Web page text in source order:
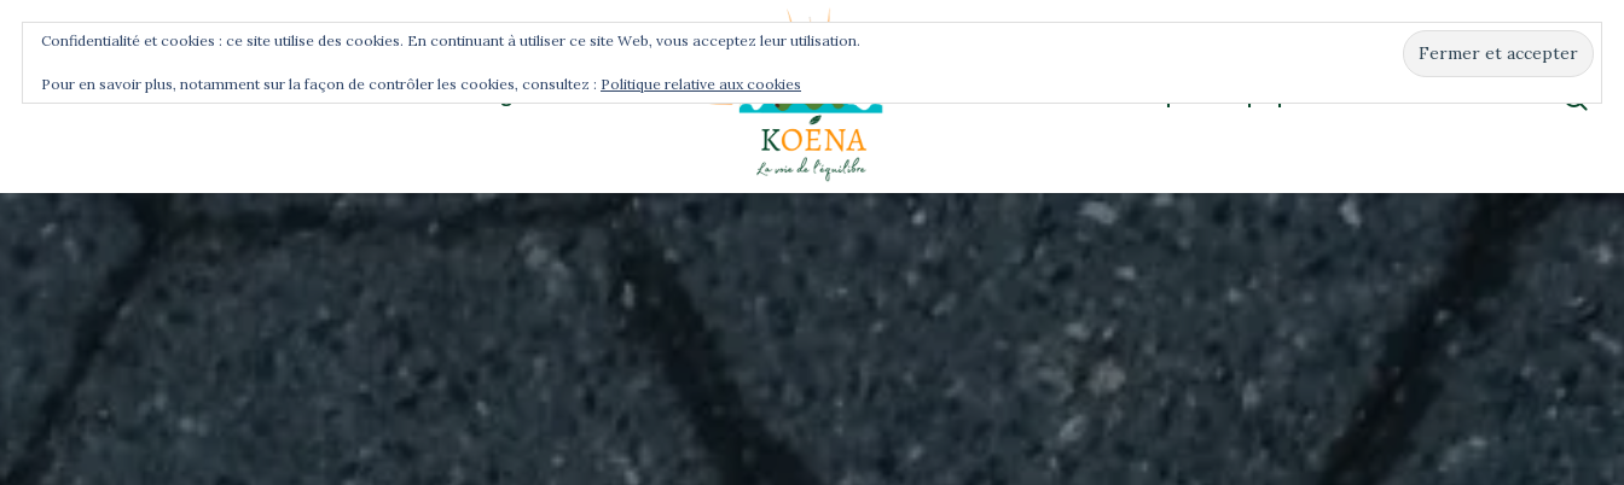
Accueil Commence ici Blog Podcast
Confidentialité et cookies : ce site utilise des cookies. En continuant à utiliser ce site Web, vous acceptez leur utilisation.
Pour en savoir plus, notamment sur la façon de contrôler les cookies, consultez : Politique relative aux cookies